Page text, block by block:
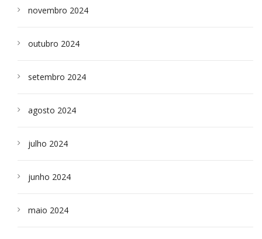
novembro 2024
outubro 2024
setembro 2024
agosto 2024
julho 2024
junho 2024
maio 2024